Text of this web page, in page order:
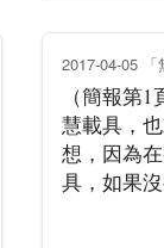
2017-04-05
（簡報第
慧載具，
想，因為
具，如果